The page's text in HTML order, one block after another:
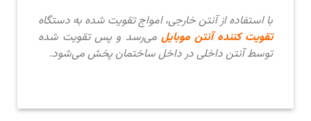
با استفاده از آنتن‌ خارجی، امواج تقویت شده به دستگاه
تقویت کننده آنتن موبایل می‌رسد و پس تقویت شده
توسط آنتن داخلی در داخل ساختمان پخش می‌شود.